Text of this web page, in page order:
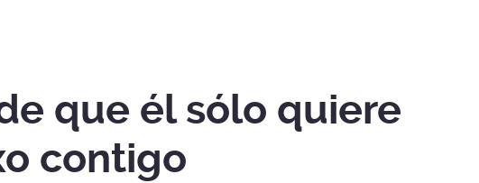
que él sólo quiere
contigo